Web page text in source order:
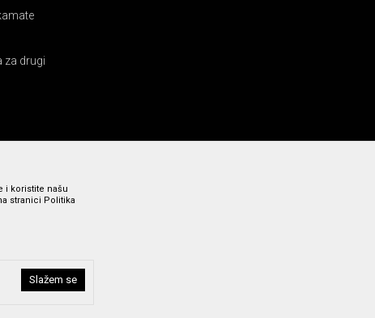
za drugi
i bez grešaka. Svi prikazani artikli su deo naše ponude i ne
i koristite našu
stranici Politika
Slažem se